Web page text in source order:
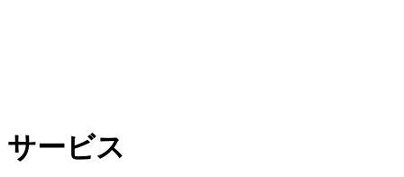
サービス